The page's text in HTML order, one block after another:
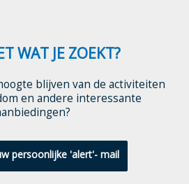
WAT JE ZOEKT?
blijven van de activiteiten
en andere interessante
persoonlijke 'alert'- mail